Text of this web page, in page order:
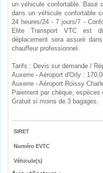
un véhicule confortable. Basé
dans un véhicule confortable
24 heures/24 - 7 jours/7 -
Elite Transport VTC est
déplacement sera assuré
chauffeur professionnel.
Tarifs : Devis sur demande /
Auxerre - Aéroport d'Orly :
Auxerre - Aéroport Roissy
Paiement par chèque,
Gratuit si moins de 3 bagages.
SIRET
Numéro EVTC
Véhicule(s)